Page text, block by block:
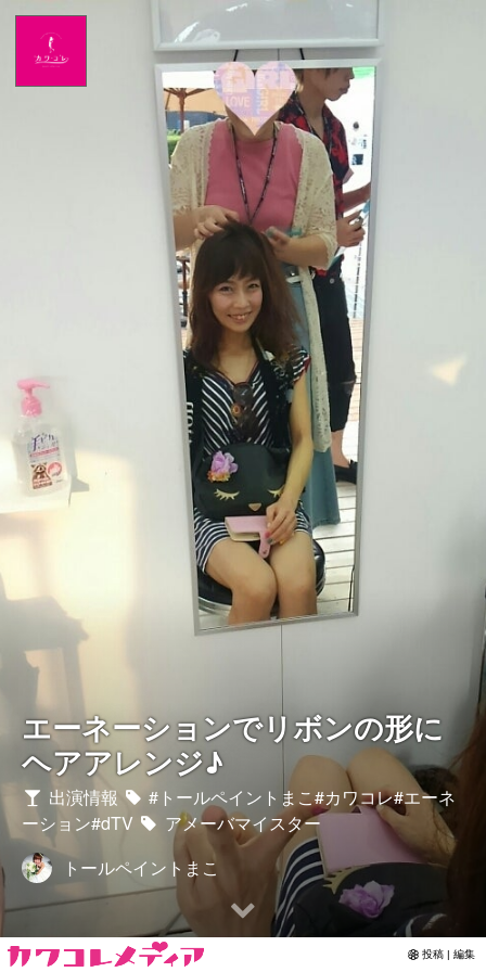
Home
News
写真館
カワコレ
Contact
エーネーションでリボンの形に
ヘアアレンジ♪
出演情報
#トールペイントまこ#カワコレ#エーネ
ーション#dTV
アメーバマイスター
トールペイントまこ
投稿 | 編集